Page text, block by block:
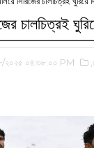
চালচিত্রই
২০২৫ ০৪:৩৮:০০ PM